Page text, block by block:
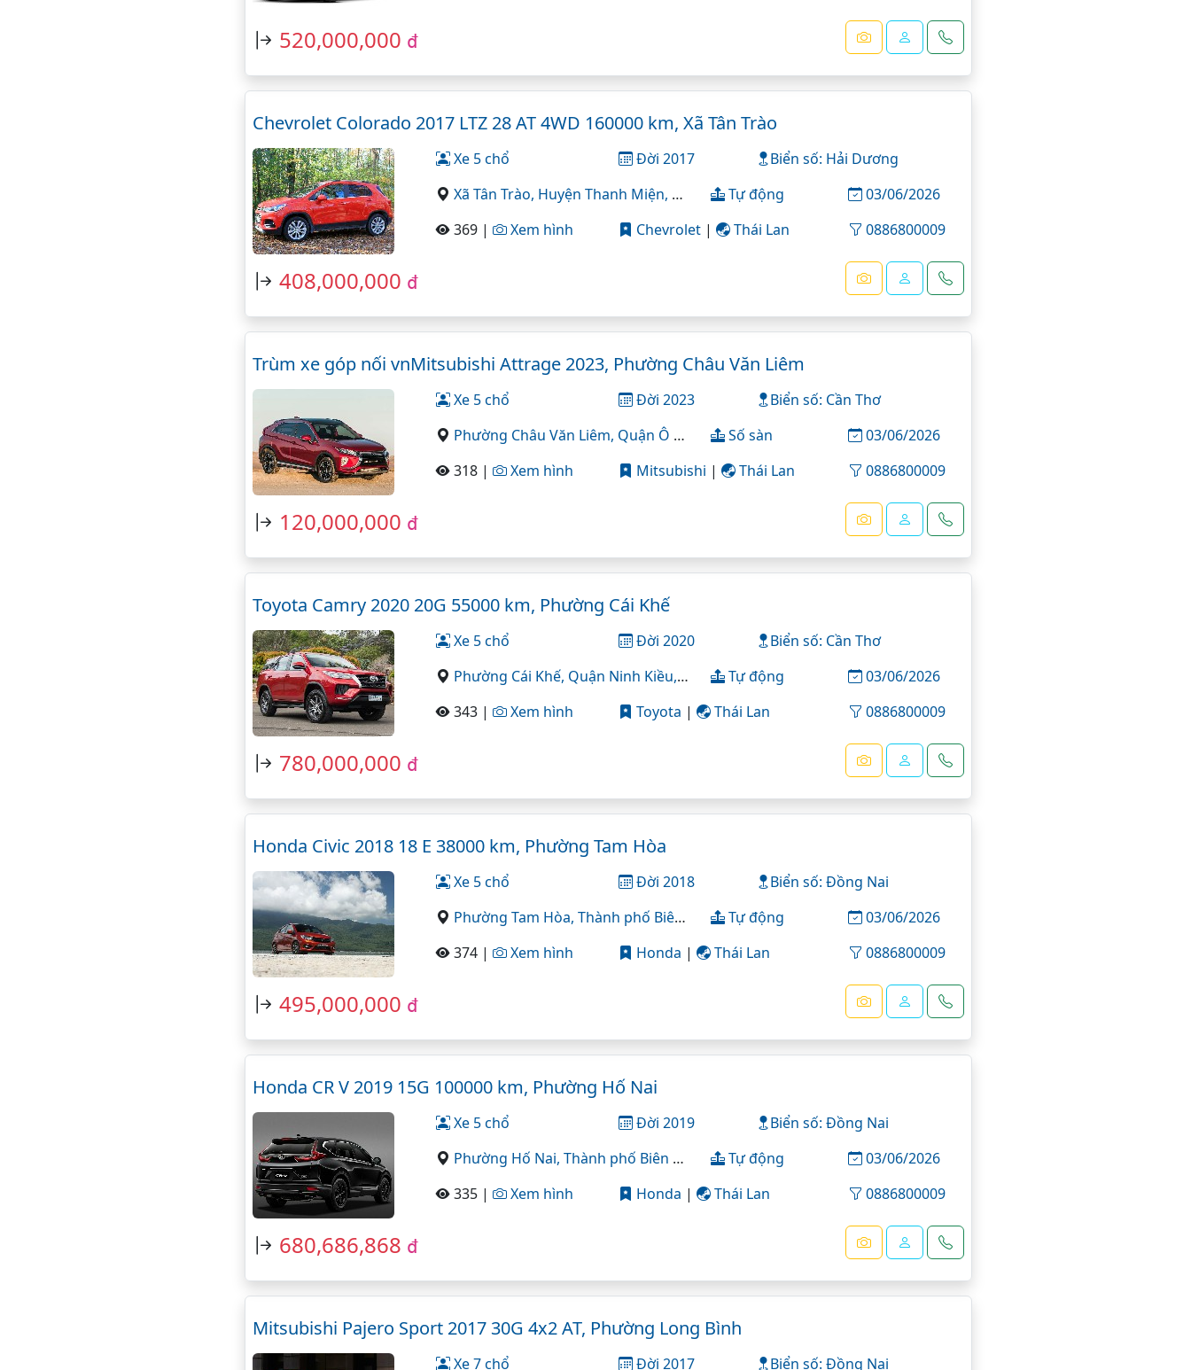
520,000,000 đ
Chevrolet Colorado 2017 LTZ 28 AT 4WD 160000 km, Xã Tân Trào
Xe 5 chổ Đời 2017
Biển số: Hải Dương
Xã Tân Trào, Huyện Thanh Miện, Hải DươngTự động
03/06/2026
369 |
Xem hình Chevrolet | Thái Lan 0886800009
408,000,000 đ
Trùm xe góp nối vnMitsubishi Attrage 2023, Phường Châu Văn Liêm
Xe 5 chổ Đời 2023
Biển số: Cần Thơ
Phường Châu Văn Liêm, Quận Ô Môn, Cần Thơ
Số sàn
03/06/2026
318 |
Xem hình Mitsubishi | Thái Lan 0886800009
120,000,000 đ
Toyota Camry 2020 20G 55000 km, Phường Cái Khế
Xe 5 chổ Đời 2020
Biển số: Cần Thơ
Phường Cái Khế, Quận Ninh Kiều, Cần ThơTự động
03/06/2026
343 |
Xem hình Toyota | Thái Lan 0886800009
780,000,000 đ
Honda Civic 2018 18 E 38000 km, Phường Tam Hòa
Xe 5 chổ Đời 2018
Biển số: Đồng Nai
Phường Tam Hòa, Thành phố Biên Hòa, Đồng Nai
Tự động
03/06/2026
374 |
Xem hình Honda | Thái Lan 0886800009
495,000,000 đ
Honda CR V 2019 15G 100000 km, Phường Hố Nai
Xe 5 chổ Đời 2019
Biển số: Đồng Nai
Phường Hố Nai, Thành phố Biên Hòa, Đồng Nai
Tự động
03/06/2026
335 |
Xem hình Honda | Thái Lan 0886800009
680,686,868 đ
Mitsubishi Pajero Sport 2017 30G 4x2 AT, Phường Long Bình
Xe 7 chổ Đời 2017 Biển số: Đồng Nai